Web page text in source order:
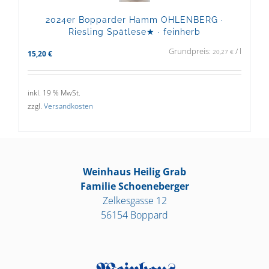
2024er Bopparder Hamm OHLENBERG ·
Riesling Spätlese★ · feinherb
15,20 € Grundpreis: 20,27 € / l
inkl. 19 % MwSt.
zzgl. Versandkosten
Weinhaus Heilig Grab
Familie Schoeneberger
Zelkesgasse 12
56154 Boppard